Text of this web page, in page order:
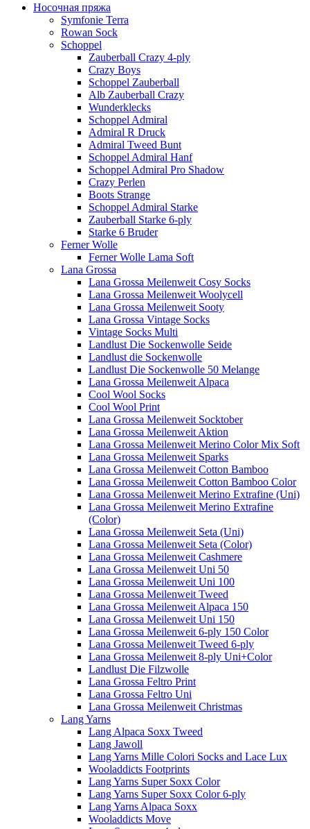
Носочная пряжа
Symfonie Terra
Rowan Sock
Schoppel
Zauberball Crazy 4-ply
Crazy Boys
Schoppel Zauberball
Alb Zauberball Crazy
Wunderklecks
Schoppel Admiral
Admiral R Druck
Admiral Tweed Bunt
Schoppel Admiral Hanf
Schoppel Admiral Pro Shadow
Crazy Perlen
Boots Strange
Schoppel Admiral Starke
Zauberball Starke 6-ply
Starke 6 Bruder
Ferner Wolle
Ferner Wolle Lama Soft
Lana Grossa
Lana Grossa Meilenweit Cosy Socks
Lana Grossa Meilenweit Woolycell
Lana Grossa Meilenweit Sooty
Lana Grossa Vintage Socks
Vintage Socks Multi
Landlust Die Sockenwolle Seide
Landlust die Sockenwolle
Landlust Die Sockenwolle 50 Melange
Lana Grossa Meilenweit Alpaca
Cool Wool Socks
Cool Wool Print
Lana Grossa Meilenweit Socktober
Lana Grossa Meilenweit Aktion
Lana Grossa Meilenweit Merino Color Mix Soft
Lana Grossa Meilenweit Sparks
Lana Grossa Meilenweit Cotton Bamboo
Lana Grossa Meilenweit Cotton Bamboo Color
Lana Grossa Meilenweit Merino Extrafine (Uni)
Lana Grossa Meilenweit Merino Extrafine
(Color)
Lana Grossa Meilenweit Seta (Uni)
Lana Grossa Meilenweit Seta (Color)
Lana Grossa Meilenweit Cashmere
Lana Grossa Meilenweit Uni 50
Lana Grossa Meilenweit Uni 100
Lana Grossa Meilenweit Tweed
Lana Grossa Meilenweit Alpaca 150
Lana Grossa Meilenweit Uni 150
Lana Grossa Meilenweit 6-ply 150 Color
Lana Grossa Meilenweit Tweed 6-ply
Lana Grossa Meilenweit 8-ply Uni+Color
Landlust Die Filzwolle
Lana Grossa Feltro Print
Lana Grossa Feltro Uni
Lana Grossa Meilenweit Christmas
Lang Yarns
Lang Alpaca Soxx Tweed
Lang Jawoll
Lang Yarns Mille Colori Socks and Lace Lux
Wooladdicts Footprints
Lang Yarns Super Soxx Color
Lang Yarns Super Soxx Color 6-ply
Lang Yarns Alpaca Soxx
Wooladdicts Move